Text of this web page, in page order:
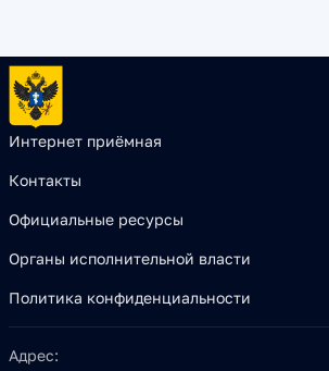
Интернет приёмная
Контакты
Официальные ресурсы
Органы исполнительной власти
Политика конфиденциальности
Адрес: